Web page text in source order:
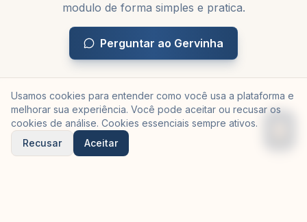
modulo de forma simples e pratica.
Perguntar ao Gervinha
Usamos cookies para entender como você usa a plataforma e
melhorar sua experiência. Você pode aceitar ou recusar os
cookies de análise. Cookies essenciais sempre ativos.
Recusar
Aceitar